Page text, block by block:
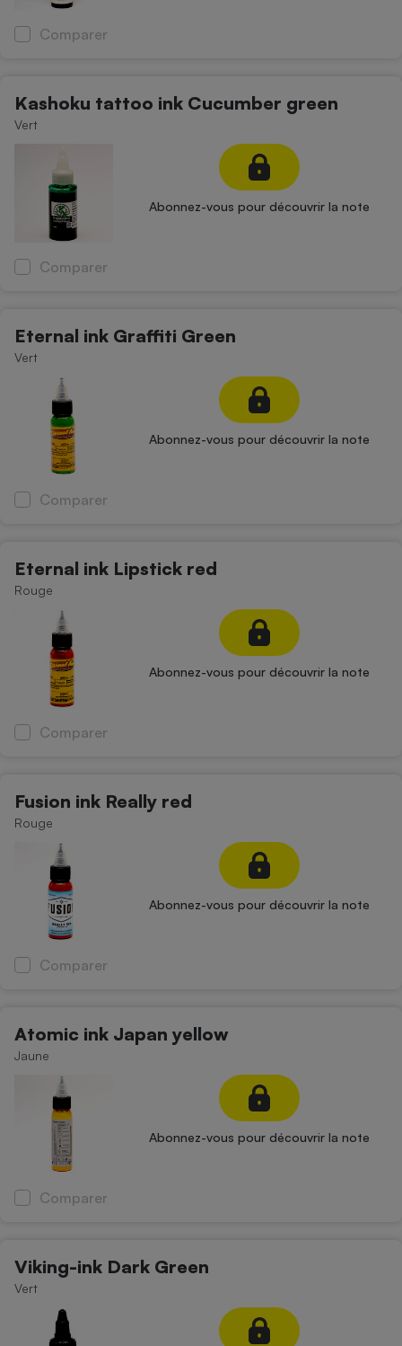
Comparer
Kashoku tattoo ink Cucumber green
Vert
Abonnez-vous pour découvrir la note
Comparer
Eternal ink Graffiti Green
Vert
Abonnez-vous pour découvrir la note
Comparer
Eternal ink Lipstick red
Rouge
Abonnez-vous pour découvrir la note
Comparer
Fusion ink Really red
Rouge
Abonnez-vous pour découvrir la note
Comparer
Atomic ink Japan yellow
Jaune
Abonnez-vous pour découvrir la note
Comparer
Viking-ink Dark Green
Vert